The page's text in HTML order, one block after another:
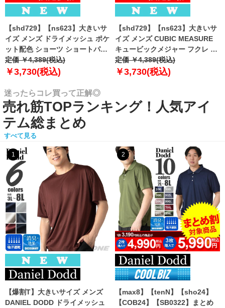
【shd729】【ns623】大きいサ
イズ メンズ ドライメッシュ ポケ
ット配色 ショーツ ショートパン
ツ ハーフパンツ 春夏新作
302252az 【fre】
定価 ￥4,389(税込)
￥3,730(税込)
【shd729】【ns623】大きいサ
イズ メンズ CUBIC MEASURE
キュービックメジャー フクレ エ
ンボス 迷彩柄 ショーツ ショート
パンツ ハーフパンツ 春夏新作
定価 ￥4,389(税込)
￥3,730(税込)
迷ったらコレ買って正解◎
売れ筋TOPランキング！人気アイ
テム総まとめ
すべて見る
1
【爆割T】大きいサイズ メンズ
DANIEL DODD ドライメッシュ
2
【max8】【tenN】【sho24】
【COB24】【SB0322】まとめ